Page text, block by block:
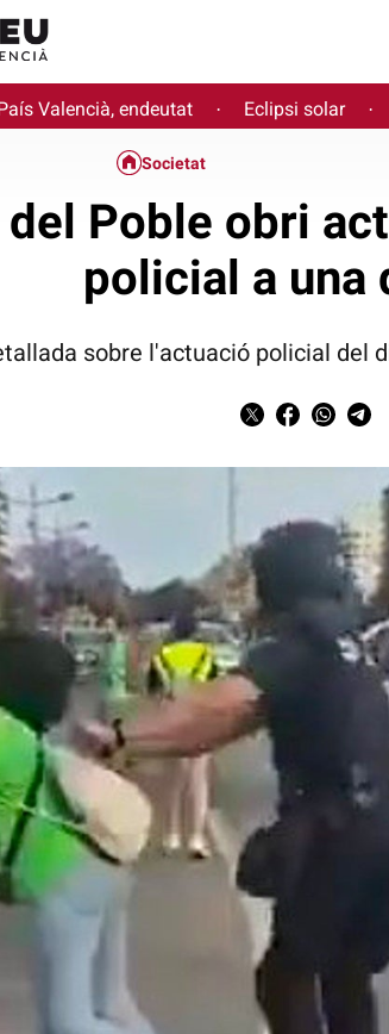
Valencià, endeutat · Eclipsi solar ·
Societat
Poble obri
policial a una
sobre l'actuació policial del